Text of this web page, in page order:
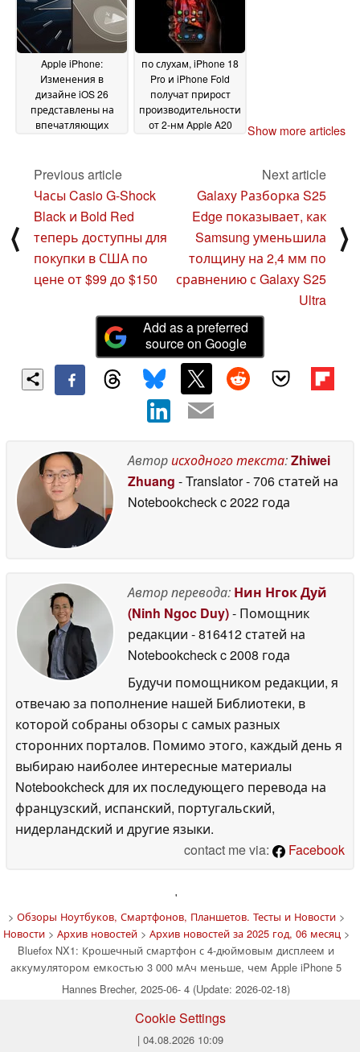
Apple iPhone:
Изменения в
дизайне iOS 26
представлены на
впечатляющих
по слухам, iPhone 18
Pro и iPhone Fold
получат прирост
производительности
от 2-нм Apple A20
Show more articles
⟨
Previous article
Часы Casio G-Shock
Black и Bold Red
теперь доступны для
покупки в США по
цене от $99 до $150
Next article
Galaxy Разборка S25
Edge показывает, как
Samsung уменьшила
толщину на 2,4 мм по
сравнению с Galaxy S25
Ultra
⟩
Add as a preferred
source on Google
Авторисходного текста:Zhiwei
Zhuang - Translator- 706 статей на
Notebookcheckc 2022 года
Автор перевода: Нин Нгок Дуй
(Ninh Ngoc Duy)- Помощник
редакции - 816412 статей на
Notebookcheckc 2008 года
Будучи помощником редакции, я
отвечаю за пополнение нашей Библиотеки, в
которой собраны обзоры с самых разных
сторонних порталов. Помимо этого, каждый день я
выбираю наиболее интересные материалы
Notebookcheck для их последующего перевода на
французский, испанский, португальский,
нидерландский и другие языки.
contact me via:
Facebook
'
> Обзоры Ноутбуков, Смартфонов, Планшетов. Тесты и Новости>
Новости> Архив новостей> Архив новостей за 2025 год, 06 месяц >
Bluefox NX1: Крошечный смартфон с 4-дюймовым дисплеем и
аккумулятором емкостью 3 000 мАч меньше, чем Apple iPhone 5
Hannes Brecher, 2025-06- 4 (Update: 2026-02-18)
Cookie Settings
| 04.08.2026 10:09